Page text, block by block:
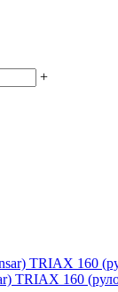
+
TRIAX 160